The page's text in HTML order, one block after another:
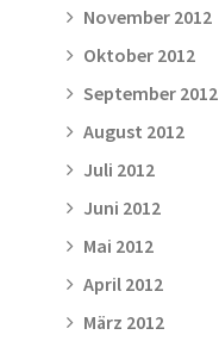
November 2012
Oktober 2012
September 2012
August 2012
Juli 2012
Juni 2012
Mai 2012
April 2012
März 2012